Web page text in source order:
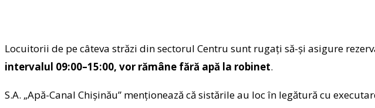
Locuitorii de pe câteva străzi din sectorul Centru sunt rugați să-și asigure
intervalul 09:00–15:00, vor rămâne fără apă la robinet.
S.A. „Apă-Canal Chişinău” menționează că sistările au loc în legătură cu